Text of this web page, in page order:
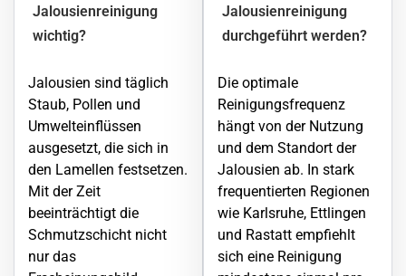
Jalousienreinigung
wichtig?
Jalousien sind täglich
Staub, Pollen und
Umwelteinflüssen
ausgesetzt, die sich in
den Lamellen festsetzen.
Mit der Zeit
beeinträchtigt die
Schmutzschicht nicht
nur das
Jalousienreinigung
durchgeführt werden?
Die optimale
Reinigungsfrequenz
hängt von der Nutzung
und dem Standort der
Jalousien ab. In stark
frequentierten Regionen
wie Karlsruhe, Ettlingen
und Rastatt empfiehlt
sich eine Reinigung